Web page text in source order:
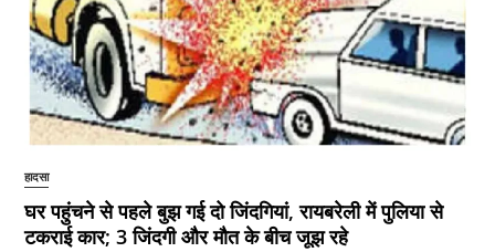
हादसा
घर पहुंचने से पहले बुझ गई दो जिंदगियां, रायबरेली में पुलिया से
टकराई कार; 3 जिंदगी और मौत के बीच जूझ रहे